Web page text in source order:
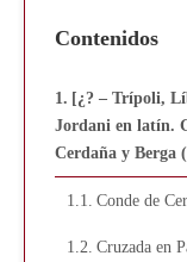
Contenidos
[¿? – Trípoli,
Jordani en latín.
Cerdaña y Berga
Conde de
Cruzada en